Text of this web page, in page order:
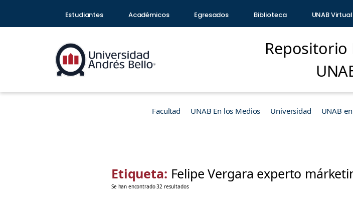
Estudiantes Académicos Egresados Biblioteca UNAB Virtual
Repositorio
Facultad UNAB En los Medios Universidad UNAB
Etiqueta: Felipe Vergara experto
Se han encontrado 32 resultados